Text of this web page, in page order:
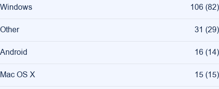
Windows 106 (82)
Other 31 (29)
Android 16 (14)
Mac OS X 15 (15)